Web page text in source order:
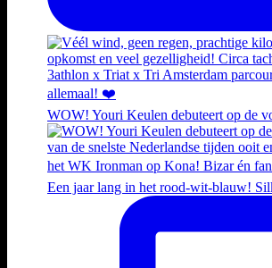
WOW! Youri Keulen debuteert op de
Een jaar lang in het rood-wit-blauw!